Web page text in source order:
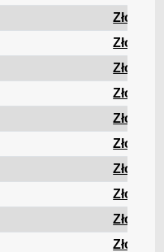
Złom
Złom
Złom
Złom
Złom
Złom
Złom
Złom
Złom
Złom